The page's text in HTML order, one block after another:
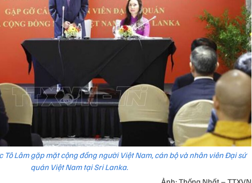
Tô Lâm gặp mặt cộng đồng người Việt Nam, cán bộ và nhân viên Đại sứ
quán Việt Nam tại Sri Lanka.